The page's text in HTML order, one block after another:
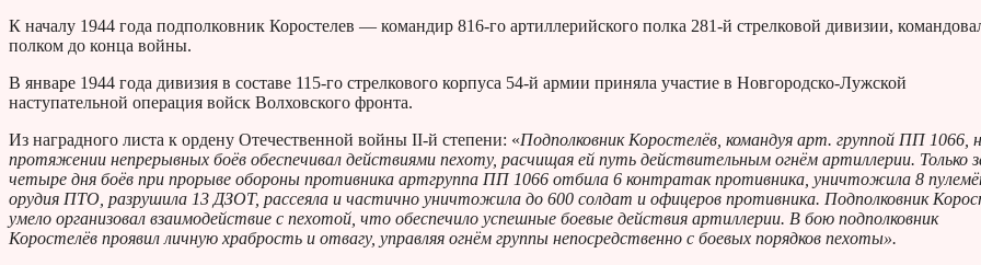
К началу 1944 года подполковник Коростелев — командир 816-го артиллерийского полка 281-й стрелковой дивизии,
полком до конца войны.
В январе 1944 года дивизия в составе 115-го стрелкового корпуса 54-й армии приняла участие в Новгородско-Лужской
наступательной операция войск Волховского фронта.
Из наградного листа к ордену Отечественной войны II-й степени: «Подполковник Коростелёв, командуя арт. группой ПП 1066,
протяжении непрерывных боёв обеспечивал действиями пехоту, расчищая ей путь действительным огнём артиллерии. Только
четыре дня боёв при прорыве обороны противника артгруппа ПП 1066 отбила 6 контратак противника, уничтожила 8
орудия ПТО, разрушила 13 ДЗОТ, рассеяла и частично уничтожила до 600 солдат и офицеров противника. Подполковник
умело организовал взаимодействие с пехотой, что обеспечило успешные боевые действия артиллерии. В бою подполковник
Коростелёв проявил личную храбрость и отвагу, управляя огнём группы непосредственно с боевых порядков пехоты».